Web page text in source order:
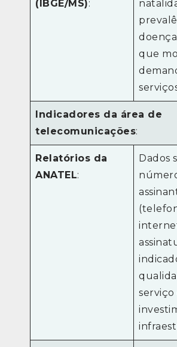
(IBGE/MS):
que
Indicadores da área de
telecomunicações:
Relatórios da
ANATEL:
Dados
serviço